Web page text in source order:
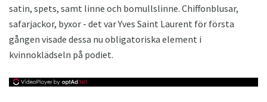
satin, spets, samt linne och bomullslinne. Chiffonblusar,
safarjackor, byxor - det var Yves Saint Laurent för första
gången visade dessa nu obligatoriska element i
kvinnoklädseln på podiet.